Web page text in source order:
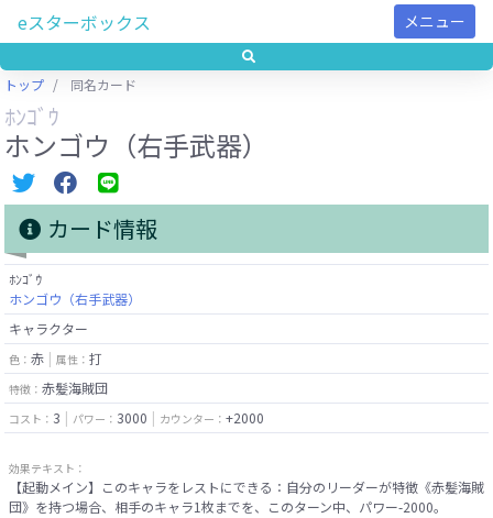
eスターボックス メニュー
トップ 同名カード
ﾎﾝｺﾞｳ
ホンゴウ（右手武器）
カード情報
ﾎﾝｺﾞｳ
ホンゴウ（右手武器）
キャラクター
色： 赤 属性： 打
特徴： 赤髪海賊団
コスト： 3 パワー： 3000 カウンター： +2000
効果テキスト：
【起動メイン】このキャラをレストにできる：自分のリーダーが特徴《赤髪海賊